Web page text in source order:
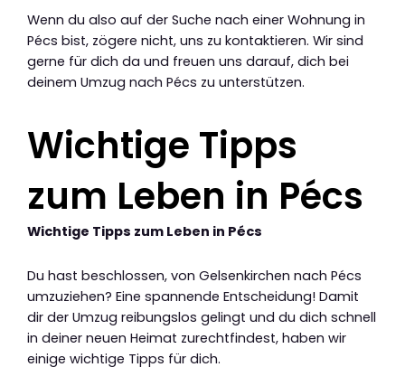
Wenn du also auf der Suche nach einer Wohnung in
Pécs bist, zögere nicht, uns zu kontaktieren. Wir sind
gerne für dich da und freuen uns darauf, dich bei
deinem Umzug nach Pécs zu unterstützen.
Wichtige Tipps
zum Leben in Pécs
Wichtige Tipps zum Leben in Pécs
Du hast beschlossen, von Gelsenkirchen nach Pécs
umzuziehen? Eine spannende Entscheidung! Damit
dir der Umzug reibungslos gelingt und du dich schnell
in deiner neuen Heimat zurechtfindest, haben wir
einige wichtige Tipps für dich.